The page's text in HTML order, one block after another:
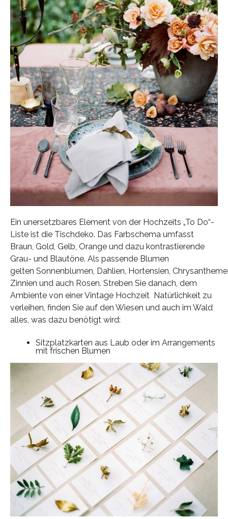
Ein unersetzbares Element von der Hochzeits „To Do“-
Liste ist die Tischdeko. Das Farbschema umfasst
Braun, Gold, Gelb, Orange und dazu kontrastierende
Grau- und Blautöne. Als passende Blumen
gelten Sonnenblumen, Dahlien, Hortensien,
Zinnien und auch Rosen. Streben Sie danach, dem
Ambiente von einer Vintage Hochzeit Natürlichkeit zu
verleihen, finden Sie auf den Wiesen und auch im Wald
alles, was dazu benötigt wird:
Sitzplatzkarten aus Laub oder im Arrangements
mit frischen Blumen